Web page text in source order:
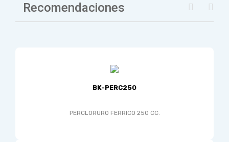
Recomendaciones
BK-PERC250
PERCLORURO FERRICO 250 CC.